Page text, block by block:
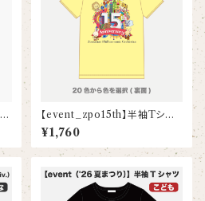
【event_zpo15th】半袖Tシャ
ツ（15th Anniv.）(こども)
¥1,760